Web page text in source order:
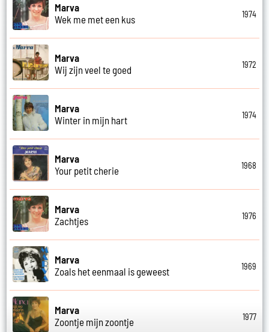
Marva
Wek me met een kus
1974
Marva
Wij zijn veel te goed
1972
Marva
Winter in mijn hart
1974
Marva
Your petit cherie
1968
Marva
Zachtjes
1976
Marva
Zoals het eenmaal is geweest
1969
Marva
Zoontje mijn zoontje
1977